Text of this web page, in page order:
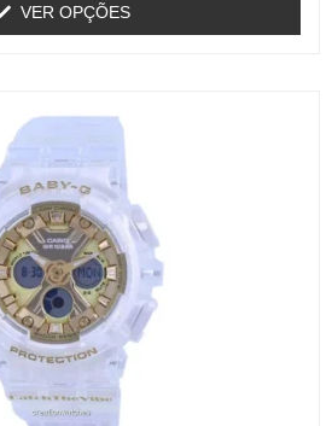
VER OPÇÕES